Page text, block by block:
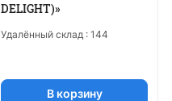
DELIGHT)»
Удалённый склад : 144
В корзину